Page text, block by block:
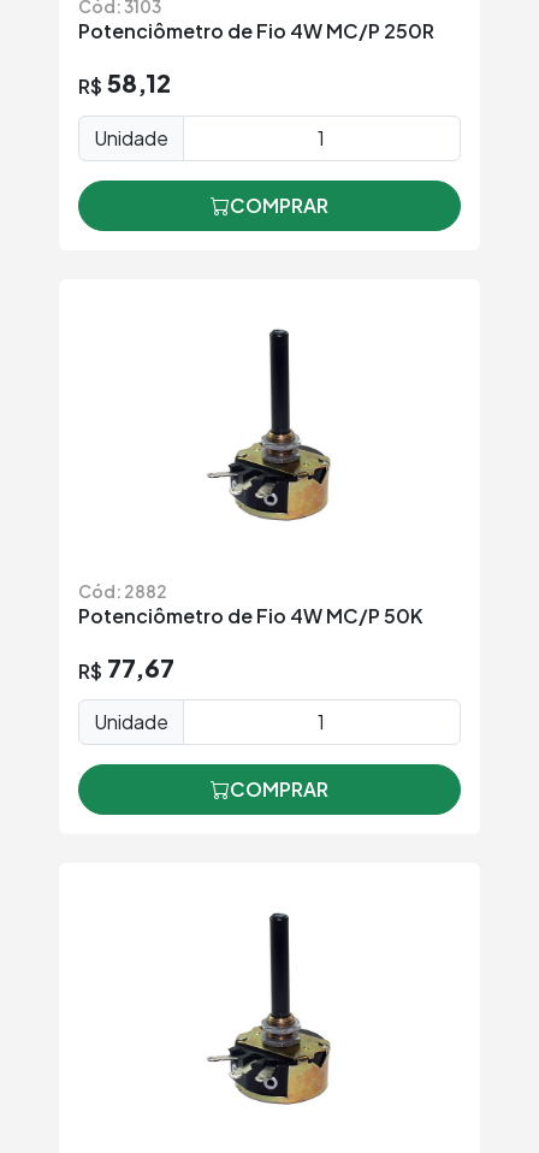
Cód: 3103
Potenciômetro de Fio 4W MC/P 250R
R$ 58,12
Unidade
COMPRAR
Cód: 2882
Potenciômetro de Fio 4W MC/P 50K
R$ 77,67
Unidade
COMPRAR